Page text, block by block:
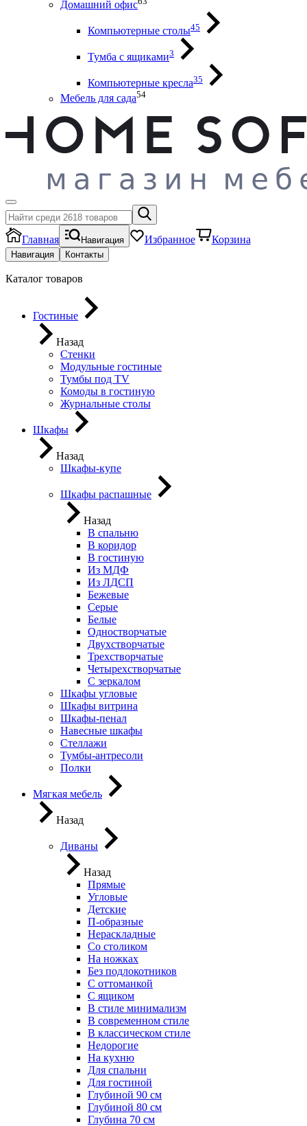
Домашний офис
Компьютерные столы45
Тумба с ящиками3
Компьютерные кресла35
Мебель для сада54
Главная Навигация Избранное Корзина
Навигация Контакты
Каталог товаров
Гостиные
Назад
Стенки
Модульные гостиные
Тумбы под ТV
Комоды в гостиную
Журнальные столы
Шкафы
Назад
Шкафы-купе
Шкафы распашные
Назад
В спальню
В коридор
В гостиную
Из МДФ
Из ЛДСП
Бежевые
Серые
Белые
Одностворчатые
Двухстворчатые
Трехстворчатые
Четырехстворчатые
С зеркалом
Шкафы угловые
Шкафы витрина
Шкафы-пенал
Навесные шкафы
Стеллажи
Тумбы-антресоли
Полки
Мягкая мебель
Назад
Диваны
Назад
Прямые
Угловые
Детские
П-образные
Нераскладные
Со столиком
На ножках
Без подлокотников
С оттоманкой
С ящиком
В стиле минимализм
В современном стиле
В классическом стиле
Недорогие
На кухню
Для спальни
Для гостиной
Глубиной 90 см
Глубиной 80 см
Глубина 70 см